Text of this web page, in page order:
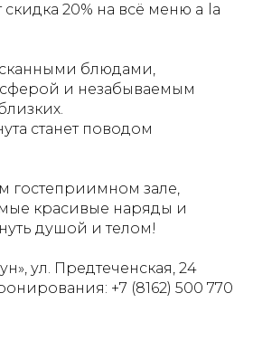
скидка 20% на всё меню a la
блюдами,
и незабываемым
станет поводом
гостеприимном зале,
красивые наряды и
душой и телом!
ул. Предтеченская, 24
+7 (8162) 500 770